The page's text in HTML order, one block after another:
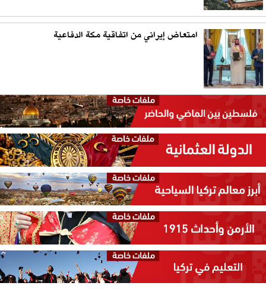
امتعاض إيراني من اتفاقية مكة الدفاعية